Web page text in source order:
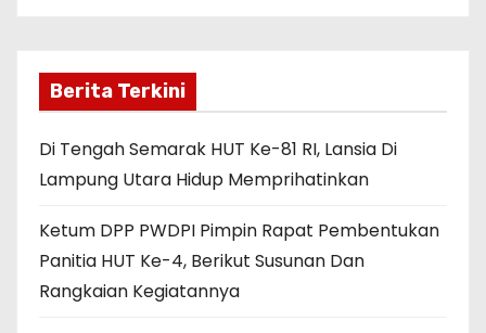
Berita Terkini
Di Tengah Semarak HUT Ke-81 RI, Lansia Di
Lampung Utara Hidup Memprihatinkan
Ketum DPP PWDPI Pimpin Rapat Pembentukan
Panitia HUT Ke-4, Berikut Susunan Dan
Rangkaian Kegiatannya